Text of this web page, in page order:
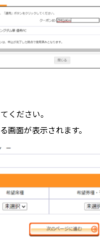
ください。
画面が表示されます。